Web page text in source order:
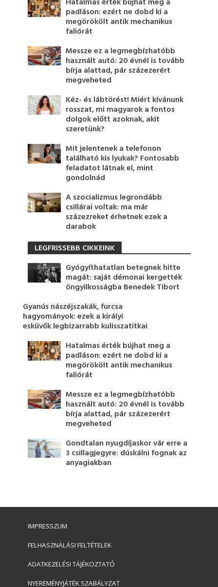
padláson: ezért ne dobd ki a
megörökölt antik mechanikus
faliórát
Messze ez a legmegbízhatóbb
használt autó: 20 évnél is tovább
bírja alattad, pár százezerért
megveheted
Kéz- és lábtörést! Miért kívánunk
rosszat, mi magyarok a fontos
dolgok előtt azoknak, akit
szeretünk?
Mit jelentenek a telefonon
található kis lyukak? Fontosabb
feladatot látnak el, mint
gondolnád
A szocializmus legrondább
csillárai voltak: ma már
százezreket érhetnek ezek a
darabok
LEGFRISSEBB CIKKEINK
Gyógyíthatatlan betegnek hitte
magát: saját démonai kergették
öngyilkosságba Benedek Tibort
Gyanús nászéjszakák, furcsa
hagyományok: ezek a királyi
esküvők legbizarrabb kulisszatitkai
Hatalmas érték bújhat meg a
padláson: ezért ne dobd ki a
megörökölt antik mechanikus
faliórát
Messze ez a legmegbízhatóbb
használt autó: 20 évnél is tovább
bírja alattad, pár százezerért
megveheted
Gondtalan nyugdíjaskor vár erre a
3 csillagjegyre: dúskálni fognak az
anyagiakban
IMPRESSZUM
FELHASZNÁLÁSI FELTÉTELEK
ADATKEZELÉSI TÁJÉKOZTATÓ
NYEREMÉNYJÁTÉK SZABÁLYZAT